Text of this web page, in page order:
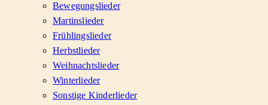
Bewegungslieder
Martinslieder
Frühlingslieder
Herbstlieder
Weihnachtslieder
Winterlieder
Sonstige Kinderlieder